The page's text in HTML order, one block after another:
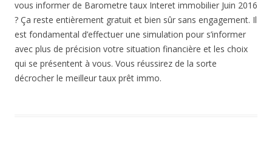
vous informer de Barometre taux Interet immobilier Juin 2016
? Ça reste entièrement gratuit et bien sûr sans engagement. Il
est fondamental d’effectuer une simulation pour s’informer
avec plus de précision votre situation financière et les choix
qui se présentent à vous. Vous réussirez de la sorte
décrocher le meilleur taux prêt immo.